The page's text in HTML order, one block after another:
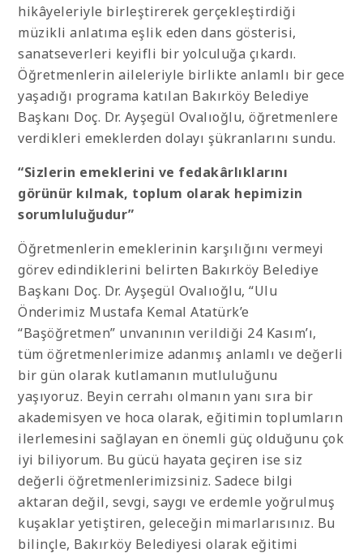
hikâyeleriyle birleştirerek gerçekleştirdiği
müzikli anlatıma eşlik eden dans gösterisi,
sanatseverleri keyifli bir yolculuğa çıkardı.
Öğretmenlerin aileleriyle birlikte anlamlı bir gece
yaşadığı programa katılan Bakırköy Belediye
Başkanı Doç. Dr. Ayşegül Ovalıoğlu, öğretmenlere
verdikleri emeklerden dolayı şükranlarını sundu.
“Sizlerin emeklerini ve fedakârlıklarını
görünür kılmak, toplum olarak hepimizin
sorumluluğudur”
Öğretmenlerin emeklerinin karşılığını vermeyi
görev edindiklerini belirten Bakırköy Belediye
Başkanı Doç. Dr. Ayşegül Ovalıoğlu, “Ulu
Önderimiz Mustafa Kemal Atatürk’e
“Başöğretmen” unvanının verildiği 24 Kasım’ı,
tüm öğretmenlerimize adanmış anlamlı ve değerli
bir gün olarak kutlamanın mutluluğunu
yaşıyoruz. Beyin cerrahı olmanın yanı sıra bir
akademisyen ve hoca olarak, eğitimin toplumların
ilerlemesini sağlayan en önemli güç olduğunu çok
iyi biliyorum. Bu gücü hayata geçiren ise siz
değerli öğretmenlerimizsiniz. Sadece bilgi
aktaran değil, sevgi, saygı ve erdemle yoğrulmuş
kuşaklar yetiştiren, geleceğin mimarlarısınız. Bu
bilinçle, Bakırköy Belediyesi olarak eğitimi